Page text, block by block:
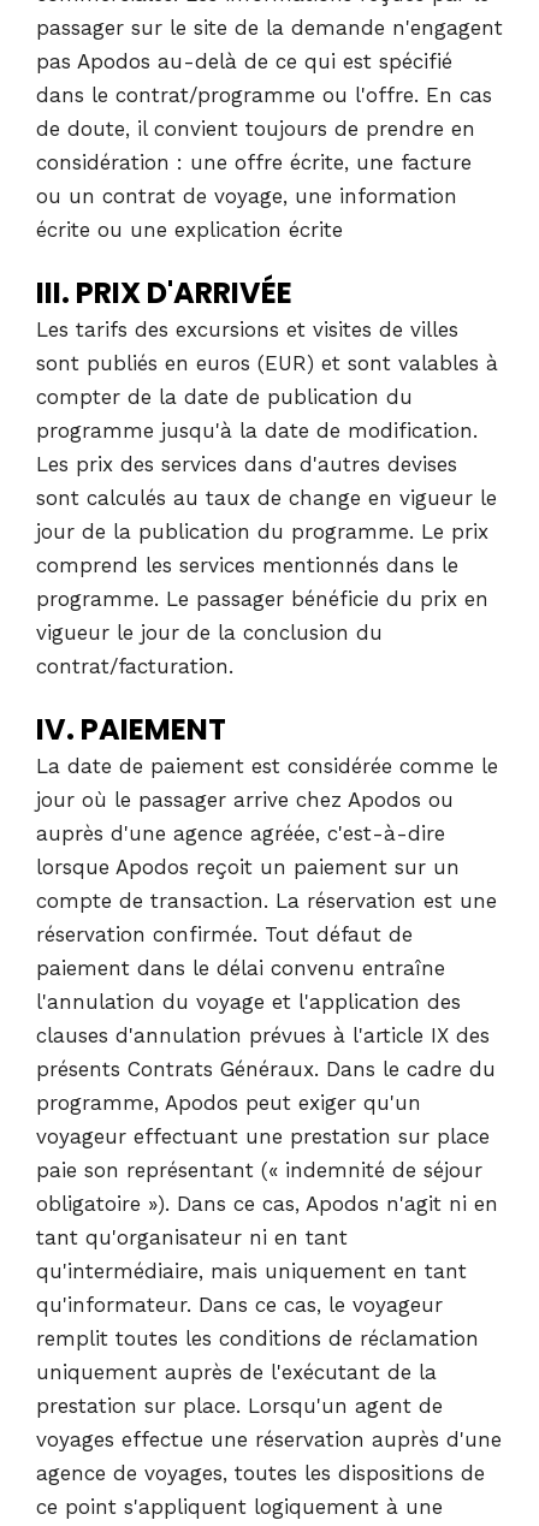
passager sur le site de la demande n'engagent
pas Apodos au-delà de ce qui est spécifié
dans le contrat/programme ou l'offre. En cas
de doute, il convient toujours de prendre en
considération : une offre écrite, une facture
ou un contrat de voyage, une information
écrite ou une explication écrite
III. PRIX D'ARRIVÉE
Les tarifs des excursions et visites de villes
sont publiés en euros (EUR) et sont valables à
compter de la date de publication du
programme jusqu'à la date de modification.
Les prix des services dans d'autres devises
sont calculés au taux de change en vigueur le
jour de la publication du programme. Le prix
comprend les services mentionnés dans le
programme. Le passager bénéficie du prix en
vigueur le jour de la conclusion du
contrat/facturation.
IV. PAIEMENT
La date de paiement est considérée comme le
jour où le passager arrive chez Apodos ou
auprès d'une agence agréée, c'est-à-dire
lorsque Apodos reçoit un paiement sur un
compte de transaction. La réservation est une
réservation confirmée. Tout défaut de
paiement dans le délai convenu entraîne
l'annulation du voyage et l'application des
clauses d'annulation prévues à l'article IX des
présents Contrats Généraux. Dans le cadre du
programme, Apodos peut exiger qu'un
voyageur effectuant une prestation sur place
paie son représentant (« indemnité de séjour
obligatoire »). Dans ce cas, Apodos n'agit ni en
tant qu'organisateur ni en tant
qu'intermédiaire, mais uniquement en tant
qu'informateur. Dans ce cas, le voyageur
remplit toutes les conditions de réclamation
uniquement auprès de l'exécutant de la
prestation sur place. Lorsqu'un agent de
voyages effectue une réservation auprès d'une
agence de voyages, toutes les dispositions de
ce point s'appliquent logiquement à une